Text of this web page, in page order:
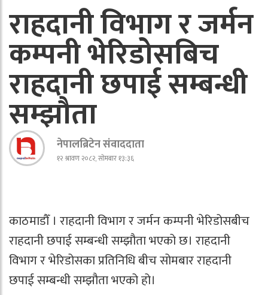
राहदानी विभाग र जर्मन
कम्पनी भेरिडोसबिच
राहदानी छपाई सम्बन्धी
सम्झौता
नेपालब्रिटेन संवाददाता
१२ श्रावण २०८२, सोमबार १३:३६
काठमाडौँ । राहदानी विभाग र जर्मन कम्पनी भेरिडोसबीच
राहदानी छपाई सम्बन्धी सम्झौता भएको छ। राहदानी
विभाग र भेरिडोसका प्रतिनिधि बीच सोमबार राहदानी
छपाई सम्बन्धी सम्झौता भएको हो।